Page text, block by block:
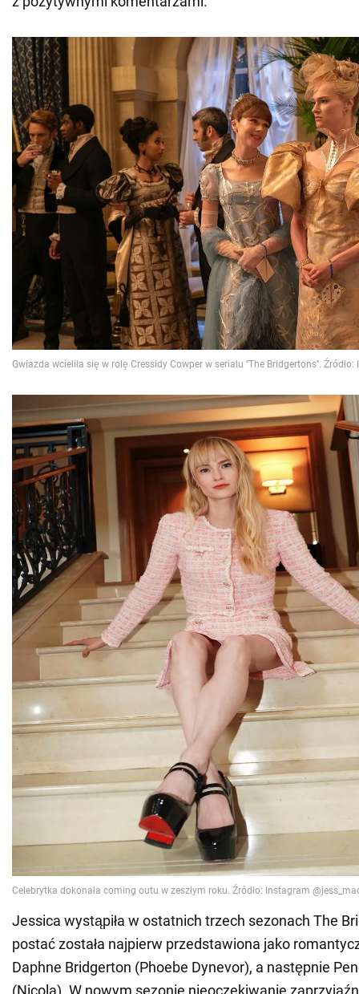
Jessica wystąpiła w ostatnich trzech sezonach The
postać została najpierw przedstawiona jako
Daphne Bridgerton (Phoebe Dynevor), a następnie
(Nicola). W nowym sezonie nieoczekiwanie